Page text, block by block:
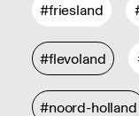
#friesland
#flevoland
#noord-holland